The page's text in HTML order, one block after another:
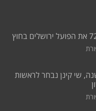
בחולון: לאחר 30 שנה, שי קינן נבחר לראשות